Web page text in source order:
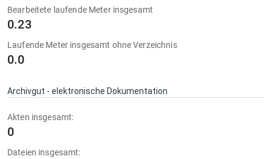
Bearbeitete laufende Meter insgesamt
0.23
Laufende Meter insgesamt ohne Verzeichnis
0.0
Archivgut - elektronische Dokumentation
Akten insgesamt:
0
Dateien insgesamt: